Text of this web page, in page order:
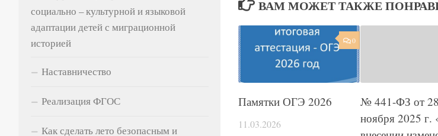
ВАМ МОЖЕТ ТАКЖЕ
0
Памятки ОГЭ 2026
11.03.2026
№ 441-ФЗ от 28
ноября 2025 г.
социально – культурной и языковой
адаптации детей с миграционной
историей
Наставничество
Реализация ФГОС
Как сделать лето безопасным и